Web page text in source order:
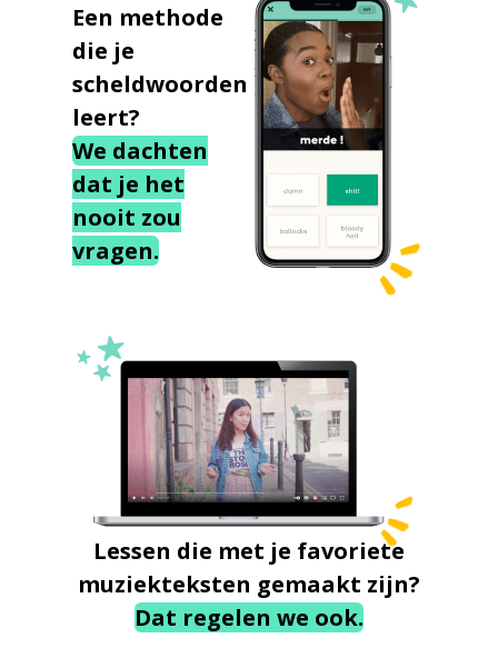
Een methode
die je
scheldwoorden
leert?
We dachten
dat je het
nooit zou
vragen.
Lessen die met je favoriete
muziekteksten gemaakt zijn?
Dat regelen we ook.